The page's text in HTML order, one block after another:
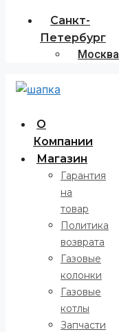
Санкт-
Петербург
Москва
О
Компании
Магазин
Гарантия
на
товар
Политика
возврата
Газовые
колонки
Газовые
котлы
Запчасти